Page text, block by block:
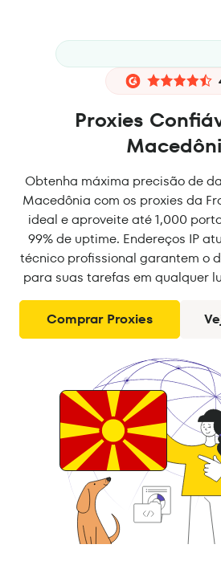
Proxies
Obtenha máxima precisão de
Macedônia com os proxies da
ideal e aproveite até 1,000
99% de uptime. Endereços IP
técnico profissional garantem o
para suas tarefas em qualquer
Comprar Proxies